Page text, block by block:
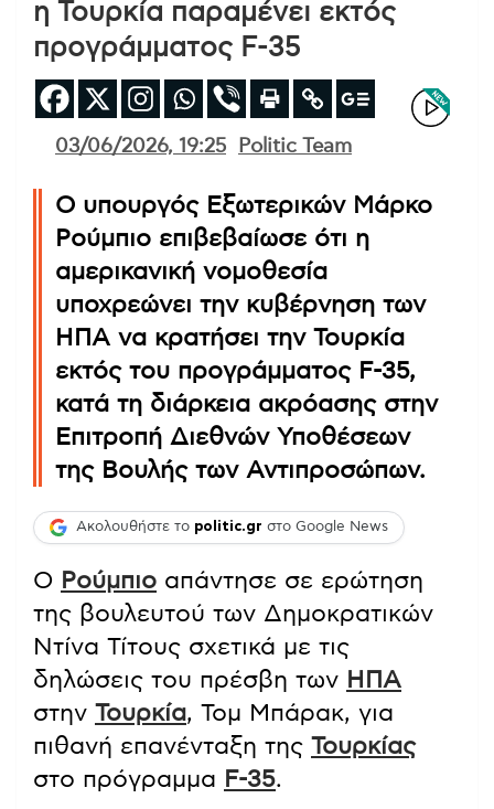
η Τουρκία παραμένει εκτός
προγράμματος F-35
03/06/2026, 19:25 Politic Team
Ο υπουργός Εξωτερικών Μάρκο
Ρούμπιο επιβεβαίωσε ότι η
αμερικανική νομοθεσία
υποχρεώνει την κυβέρνηση των
ΗΠΑ να κρατήσει την Τουρκία
εκτός του προγράμματος F-35,
κατά τη διάρκεια ακρόασης στην
Επιτροπή Διεθνών Υποθέσεων
της Βουλής των Αντιπροσώπων.
Ακολουθήστε το politic.gr στο Google News
Ο Ρούμπιο απάντησε σε ερώτηση
της βουλευτού των Δημοκρατικών
Ντίνα Τίτους σχετικά με τις
δηλώσεις του πρέσβη των ΗΠΑ
στην Τουρκία, Τομ Μπάρακ, για
πιθανή επανένταξη της Τουρκίας
στο πρόγραμμα F-35.